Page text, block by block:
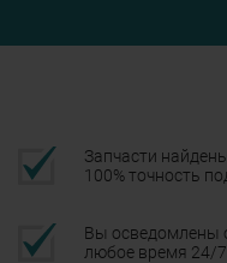
Запчасти
100% точность
Вы осведомлены
любое время 24/7